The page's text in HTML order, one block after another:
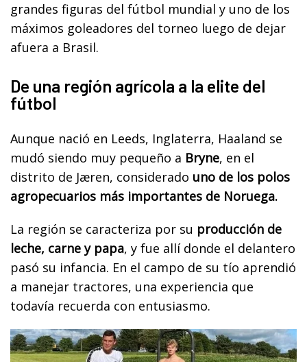
grandes figuras del fútbol mundial y uno de los
máximos goleadores del torneo luego de dejar
afuera a Brasil.
De una región agrícola a la elite del
fútbol
Aunque nació en Leeds, Inglaterra, Haaland se
mudó siendo muy pequeño a Bryne, en el
distrito de Jæren, considerado uno de los polos
agropecuarios más importantes de Noruega.
La región se caracteriza por su producción de
leche, carne y papa, y fue allí donde el delantero
pasó su infancia. En el campo de su tío aprendió
a manejar tractores, una experiencia que
todavía recuerda con entusiasmo.